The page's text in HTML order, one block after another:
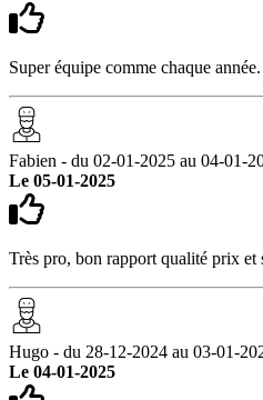
Super équipe comme chaque
Fabien - du 02-01-2025 au 04-01-
Le 05-01-2025
Très pro, bon rapport qualité prix et
Hugo - du 28-12-2024 au 03-01-
Le 04-01-2025